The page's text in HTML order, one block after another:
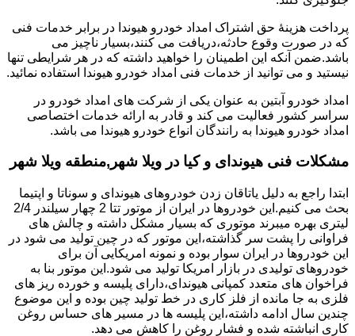
پرداخت هزینۀ حق اشتراک امداد خودرو هیوندا در برابر خدمات فنی
که در صورت وقوع حادثه،دریافت می کنند،بسیار ناچیز می
باشد.ضمن آنکه این اطمینان را خواهید داشته که در هر شرایطی تنها
نیستید و می توانید از خدمات فنی امداد خودرو هیوندا استفاده نمائید.
امداد خودرو آبتین به عنوان یکی از شرکت های امداد خودرو در
سراسر کشور فعالیت می کند و قادر به ارائه خدمات اختصاصی
امداد خودرو هیوندا به رانندگان انواع خودرو هیوندا می باشد.
مشکلات فنی هیوندای و کیا در ویلا شهر,منطقه ویلا شهر
ابتدا راجع به دلیل یاتاقان زدن خودروهای هیوندای و سوناتا و اپتیما
بحث می کنیم.این خودروها در ایران از موتور تتا 2 چهار سیلندر 2/4
لیتری بهره میبرند موتوری که بسیار مشکل داشته و چالش های
فراوانی را پشت سر گذاشته،این موتور که در چین تولید می شود در
این خودروها در ایران سوار بوده و نمونه امریکایی آن برای
خودروهای تولیدی در بازار امریکا تولید می شود.این موتور بنا به
فراخوان های متعدد کمپانی هیوندای،دارای پلیسه و خورده ریز های
فلزی به جا مانده از فلز کاری در خط تولید چین بوده و این موضوع
چندین سال ادامه داشته،این پلیسه ها در مسیر های حساس روغن
کاری انباشته شده و فشار روغن را کاهش می دهد.